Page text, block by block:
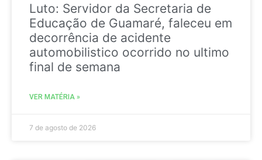
Luto: Servidor da Secretaria de
Educação de Guamaré, faleceu em
decorrência de acidente
automobilistico ocorrido no ultimo
final de semana
VER MATÉRIA »
7 de agosto de 2026